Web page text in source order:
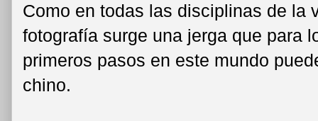
Como en todas las disciplinas de la
fotografía surge una jerga que para
primeros pasos en este mundo
chino.